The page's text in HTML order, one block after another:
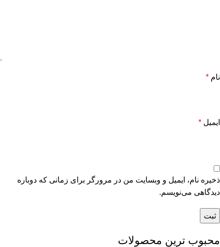
نام *
ایمیل *
ذخیره نام، ایمیل و وبسایت من در مرورگر برای زمانی که دوباره
دیدگاهی می‌نویسم.
محبوب ترین محصولات